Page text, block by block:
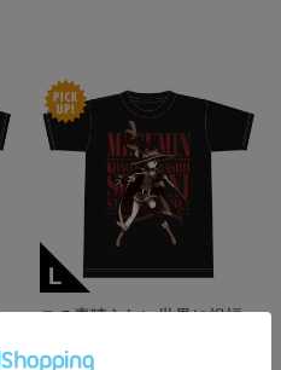
この素晴らしい世界に祝福
ん］ Lサイズ